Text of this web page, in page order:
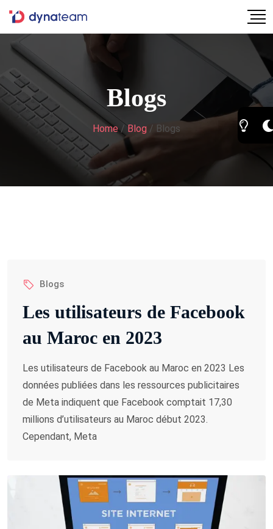
Blogs
Home/ Blog / Blogs
Blogs
Les utilisateurs de Facebook
au Maroc en 2023
Les utilisateurs de Facebook au Maroc en 2023 Les
données publiées dans les ressources publicitaires
de Meta indiquent que Facebook comptait 17,30
millions d’utilisateurs au Maroc début 2023.
Cependant, Meta